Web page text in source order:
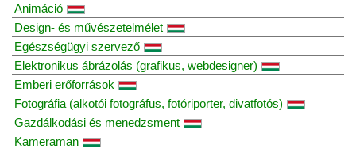
Animáció
Design- és művészetelmélet
Egészségügyi szervező
Elektronikus ábrázolás (grafikus, webdesigner)
Emberi erőforrások
Fotográfia (alkotói fotográfus, fotóriporter, divatfotós)
Gazdálkodási és menedzsment
Kameraman